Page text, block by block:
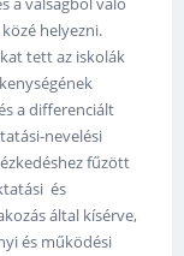
helyezni.
tett az iskolák
a differenciált
nevelési
fűzött
és
által kísérve,
és működési